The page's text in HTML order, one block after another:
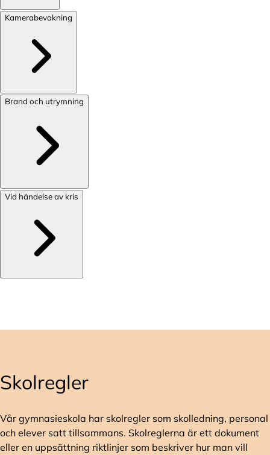
Kamerabevakning
Brand och utrymning
Vid händelse av kris
Skolregler
Vår gymnasieskola har skolregler som skolledning, personal
och elever satt tillsammans. Skolreglerna är ett dokument
eller en uppsättning riktlinjer som beskriver hur man vill